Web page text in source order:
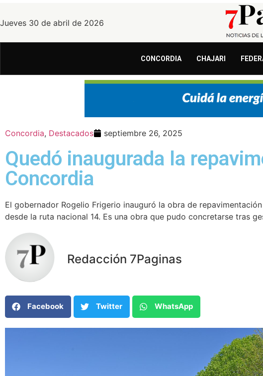
Jueves 30 de abril de 2026
CONCORDIA CHAJARI
Concordia, Destacados septiembre 26, 2025
Quedó inaugurada la
Concordia
El gobernador Rogelio Frigerio inauguró la obra de
desde la ruta nacional 14. Es una obra que pudo concretarse tras
Redacción 7Paginas
Facebook Twitter WhatsApp